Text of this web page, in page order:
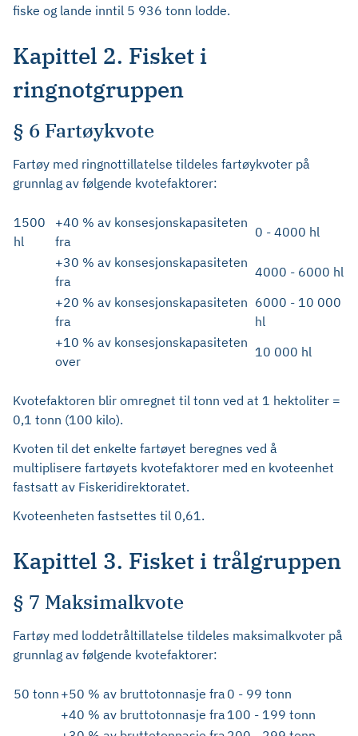
fiske og lande inntil 5 936 tonn lodde.
Kapittel 2. Fisket i
ringnotgruppen
§ 6 Fartøykvote
Fartøy med ringnottillatelse tildeles fartøykvoter på
grunnlag av følgende kvotefaktorer:
1500
hl
+40 % av konsesjonskapasiteten
fra
0 - 4000 hl
+30 % av konsesjonskapasiteten
fra
4000 - 6000 hl
+20 % av konsesjonskapasiteten
fra
6000 - 10 000
hl
+10 % av konsesjonskapasiteten
over
10 000 hl
Kvotefaktoren blir omregnet til tonn ved at 1 hektoliter =
0,1 tonn (100 kilo).
Kvoten til det enkelte fartøyet beregnes ved å
multiplisere fartøyets kvotefaktorer med en kvoteenhet
fastsatt av Fiskeridirektoratet.
Kvoteenheten fastsettes til 0,61.
Kapittel 3. Fisket i trålgruppen
§ 7 Maksimalkvote
Fartøy med loddetråltillatelse tildeles maksimalkvoter på
grunnlag av følgende kvotefaktorer:
50 tonn +50 % av bruttotonnasje fra 0 - 99 tonn
+40 % av bruttotonnasje fra 100 - 199 tonn